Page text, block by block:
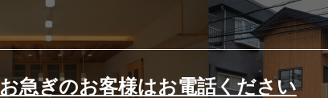
お急ぎのお客様はお電話ください